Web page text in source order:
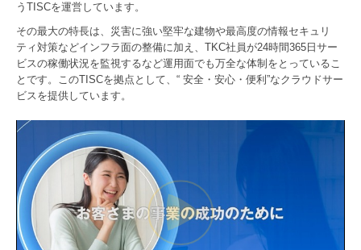
うTISCを運営しています。
その最大の特長は、災害に強い堅牢な建物や最高度の情報セキュリ
ティ対策などインフラ面の整備に加え、TKC社員が24時間365日サー
ビスの稼働状況を監視するなど運用面でも万全な体制をとっているこ
とです。このTISCを拠点として、“ 安全・安心・便利”なクラウドサー
ビスを提供しています。